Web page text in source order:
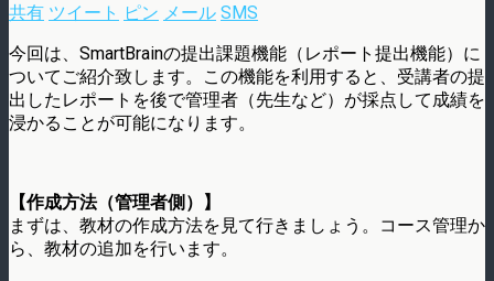
共有 ツイート ピン メール SMS
今回は、SmartBrainの提出課題機能（レポート提出機能）に
ついてご紹介致します。この機能を利用すると、受講者の提
出したレポートを後で管理者（先生など）が採点して成績を
浸かることが可能になります。
【作成方法（管理者側）】
まずは、教材の作成方法を見て行きましょう。コース管理か
ら、教材の追加を行います。